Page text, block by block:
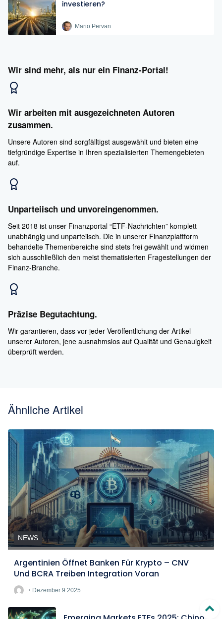
investieren?
Mario Pervan
Wir sind mehr, als nur ein Finanz-Portal!
Wir arbeiten mit ausgezeichneten Autoren
zusammen.
Unsere Autoren sind sorgfälltigst ausgewählt und bieten eine
tiefgründige Expertise in Ihren spezialisierten Themengebieten
auf.
Unparteiisch und unvoreingenommen.
Seit 2018 ist unser Finanzportal “ETF-Nachrichten” komplett
unabhängig und unparteiisch. Die in unserer Finanzplattform
behandelte Themenbereiche sind stets frei gewählt und widmen
sich ausschließlich den meist thematisierten Fragestellungen der
Finanz-Branche.
Präzise Begutachtung.
Wir garantieren, dass vor jeder Veröffentlichung der Artikel
unserer Autoren, jene ausnahmslos auf Qualität und Genauigkeit
überprüft werden.
Ähnliche Artikel
NEWS
Argentinien Öffnet Banken Für Krypto – CNV
Und BCRA Treiben Integration Voran
Dezember 9 2025